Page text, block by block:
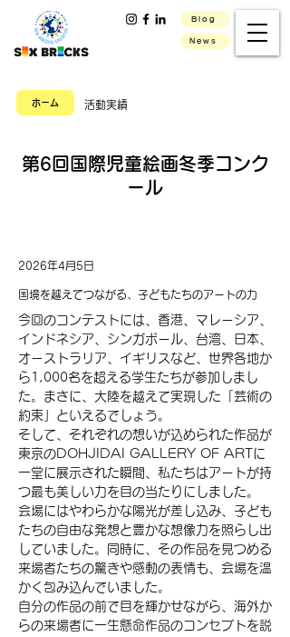
News
Blog
ホーム 活動実績
第6回国際児童絵画冬季コンク
ール
2026年4月5日
国境を越えてつながる、子どもたちのアートの力
今回のコンテストには、香港、マレーシア、
インドネシア、シンガポール、台湾、日本、
オーストラリア、イギリスなど、世界各地か
ら1,000名を超える学生たちが参加しまし
た。まさに、大陸を越えて実現した「芸術の
約束」といえるでしょう。
そして、それぞれの想いが込められた作品が
東京のDOHJIDAI GALLERY OF ARTに
一堂に展示された瞬間、私たちはアートが持
つ最も美しい力を目の当たりにしました。
会場にはやわらかな陽光が差し込み、子ども
たちの自由な発想と豊かな想像力を照らし出
していました。同時に、その作品を見つめる
来場者たちの驚きや感動の表情も、会場を温
かく包み込んでいました。
自分の作品の前で目を輝かせながら、海外か
らの来場者に一生懸命作品のコンセプトを説